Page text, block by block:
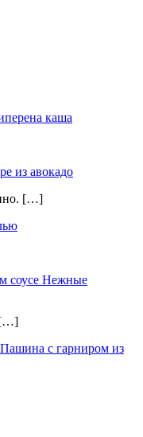
каша
из авокадо
[…]
Нежные
[…]
Пашина с гарниром из